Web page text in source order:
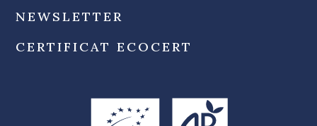
NEWSLETTER
CERTIFICAT ECOCERT